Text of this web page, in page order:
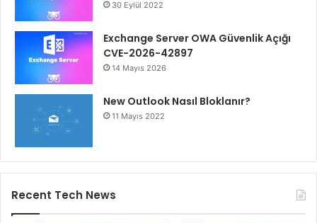
30 Eylül 2022
Exchange Server OWA Güvenlik Açığı
CVE-2026-42897
14 Mayıs 2026
New Outlook Nasıl Bloklanır?
11 Mayıs 2022
Recent Tech News